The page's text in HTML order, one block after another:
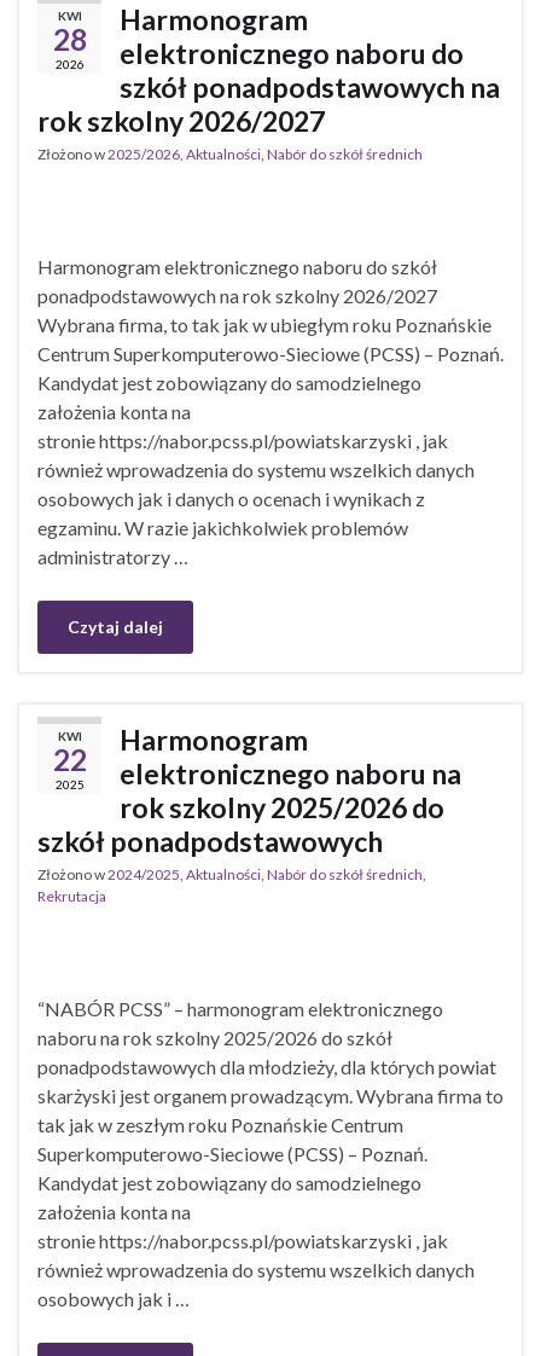
KWI
28
2026
Harmonogram
elektronicznego naboru do
szkół ponadpodstawowych na
rok szkolny 2026/2027
Złożono w2025/2026 Aktualności Nabór do szkół średnich
Harmonogram elektronicznego naboru do szkół
ponadpodstawowych na rok szkolny 2026/2027
Wybrana firma, to tak jak w ubiegłym roku Poznańskie
Centrum Superkomputerowo-Sieciowe (PCSS) – Poznań.
Kandydat jest zobowiązany do samodzielnego
założenia konta na
stronie https://nabor.pcss.pl/powiatskarzyski , jak
również wprowadzenia do systemu wszelkich danych
osobowych jak i danych o ocenach i wynikach z
egzaminu. W razie jakichkolwiek problemów
administratorzy …
Czytaj dalej
KWI
22
2025
Harmonogram
elektronicznego naboru na
rok szkolny 2025/2026 do
szkół ponadpodstawowych
Złożono w2024/2025 Aktualności Nabór do szkół średnich
Rekrutacja
“NABÓR PCSS” – harmonogram elektronicznego
naboru na rok szkolny 2025/2026 do szkół
ponadpodstawowych dla młodzieży, dla których powiat
skarżyski jest organem prowadzącym. Wybrana firma to
tak jak w zeszłym roku Poznańskie Centrum
Superkomputerowo-Sieciowe (PCSS) – Poznań.
Kandydat jest zobowiązany do samodzielnego
założenia konta na
stronie https://nabor.pcss.pl/powiatskarzyski , jak
również wprowadzenia do systemu wszelkich danych
osobowych jak i …